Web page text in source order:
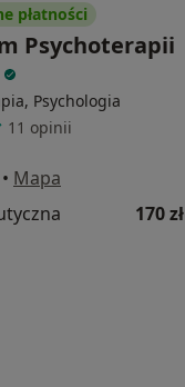
płatności
Psychoterapii
Psychologia
11 opinii
• Mapa
170 zł